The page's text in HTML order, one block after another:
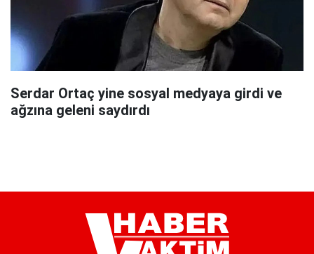
Serdar Ortaç yine sosyal medyaya girdi ve
ağzına geleni saydırdı